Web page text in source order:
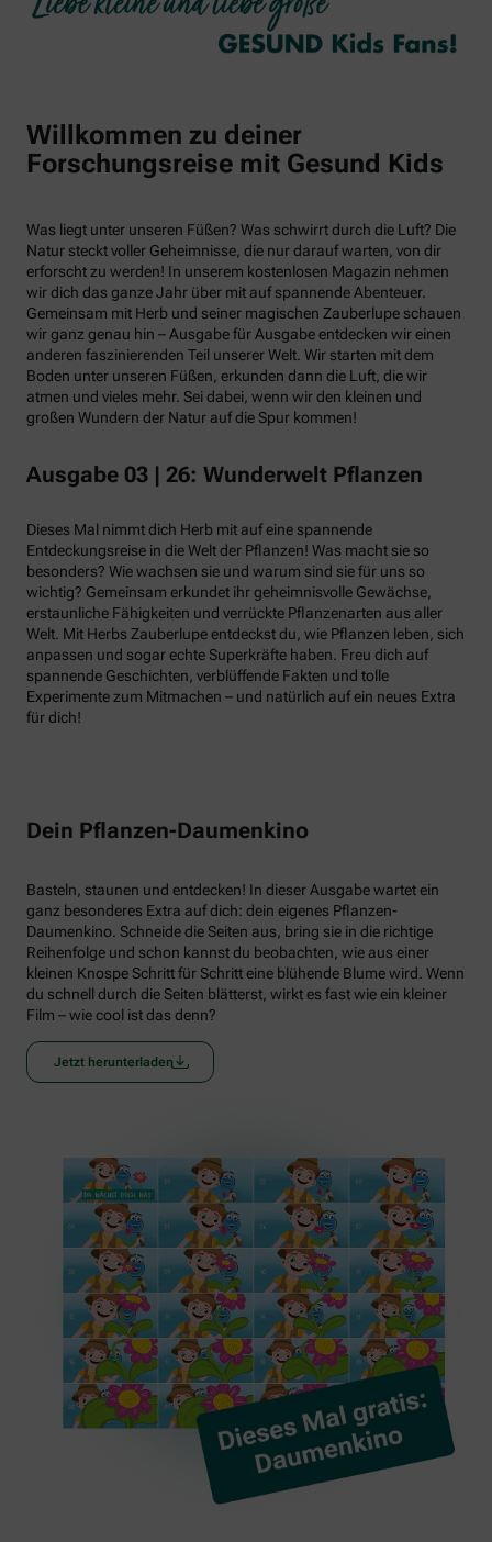
Willkommen zu deiner
Forschungsreise mit Gesund Kids
Was liegt unter unseren Füßen? Was schwirrt durch die Luft? Die
Natur steckt voller Geheimnisse, die nur darauf warten, von dir
erforscht zu werden! In unserem kostenlosen Magazin nehmen
wir dich das ganze Jahr über mit auf spannende Abenteuer.
Gemeinsam mit Herb und seiner magischen Zauberlupe schauen
wir ganz genau hin – Ausgabe für Ausgabe entdecken wir einen
anderen faszinierenden Teil unserer Welt. Wir starten mit dem
Boden unter unseren Füßen, erkunden dann die Luft, die wir
atmen und vieles mehr. Sei dabei, wenn wir den kleinen und
großen Wundern der Natur auf die Spur kommen!
Ausgabe 03 | 26: Wunderwelt Pflanzen
Dieses Mal nimmt dich Herb mit auf eine spannende
Entdeckungsreise in die Welt der Pflanzen! Was macht sie so
besonders? Wie wachsen sie und warum sind sie für uns so
wichtig? Gemeinsam erkundet ihr geheimnisvolle Gewächse,
erstaunliche Fähigkeiten und verrückte Pflanzenarten aus aller
Welt. Mit Herbs Zauberlupe entdeckst du, wie Pflanzen leben, sich
anpassen und sogar echte Superkräfte haben. Freu dich auf
spannende Geschichten, verblüffende Fakten und tolle
Experimente zum Mitmachen – und natürlich auf ein neues Extra
für dich!
Dein Pflanzen-Daumenkino
Basteln, staunen und entdecken! In dieser Ausgabe wartet ein
ganz besonderes Extra auf dich: dein eigenes Pflanzen-
Daumenkino. Schneide die Seiten aus, bring sie in die richtige
Reihenfolge und schon kannst du beobachten, wie aus einer
kleinen Knospe Schritt für Schritt eine blühende Blume wird. Wenn
du schnell durch die Seiten blätterst, wirkt es fast wie ein kleiner
Film – wie cool ist das denn?
Jetzt herunterladen